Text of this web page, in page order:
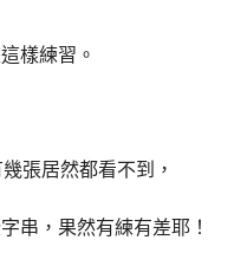
樣練習。
張居然都看不到，
串，果然有練有差耶！